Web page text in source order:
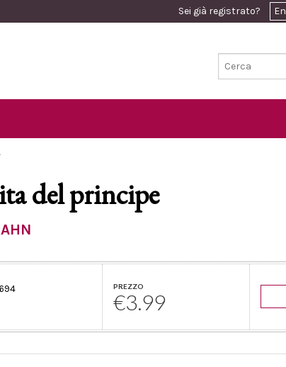
Sei già registrato?
del principe
PREZZO
€3.99